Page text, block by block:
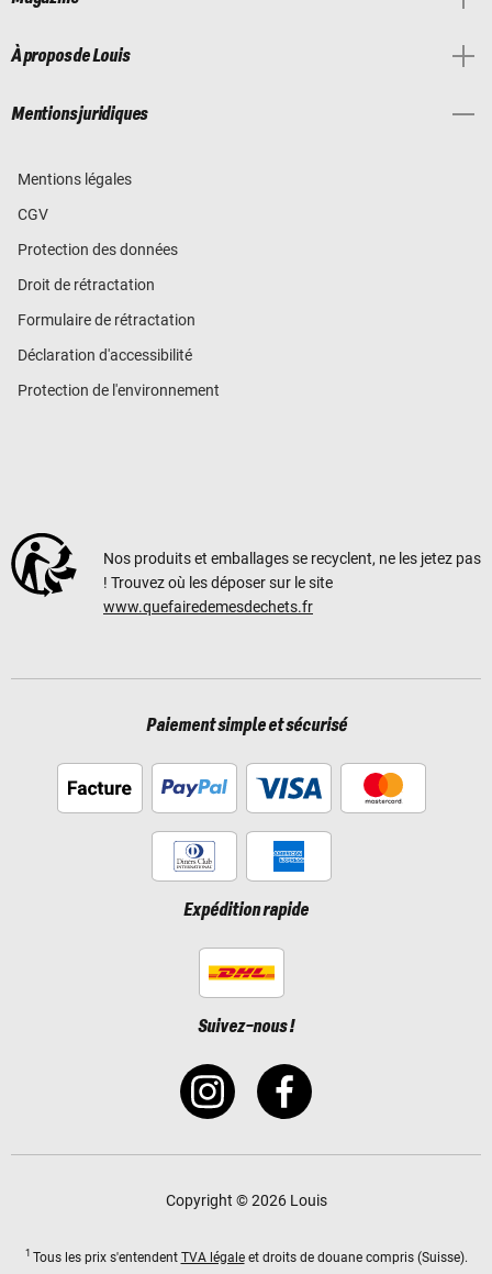
À propos de Louis
Mentions juridiques
Mentions légales
CGV
Protection des données
Droit de rétractation
Formulaire de rétractation
Déclaration d'accessibilité
Protection de l'environnement
Nos produits et emballages se recyclent, ne les jetez pas
! Trouvez où les déposer sur le site
www.quefairedemesdechets.fr
Paiement simple et sécurisé
Expédition rapide
Suivez-nous !
Copyright © 2026 Louis
1 Tous les prix s'entendent TVA légaleet droits de douane compris (Suisse).